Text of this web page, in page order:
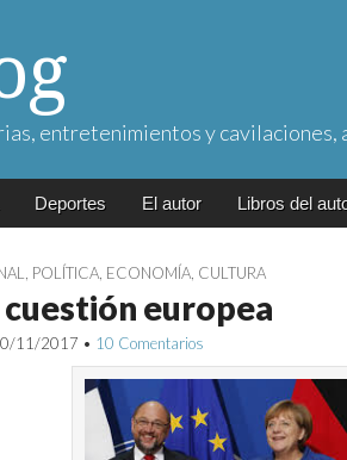
entretenimientos y
Deportes El autor Libros del
POLÍTICA ECONOMÍA CULTURA
cuestión europea
11/2017 • 10 Comentarios